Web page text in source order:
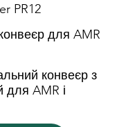
PR12
для AMR
конвеєр з
AMR і